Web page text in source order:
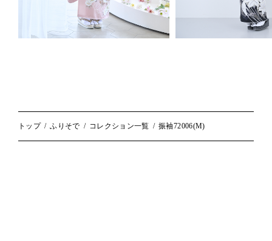
トップ ふりそで コレクション一覧 振袖72006(M)